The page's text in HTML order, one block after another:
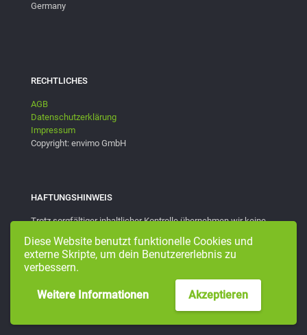
Diese Website benutzt funktionelle Cookies und
externe Skripte, um dein Benutzererlebnis zu
verbessern.
Weitere Informationen Akzeptieren
Germany
RECHTLICHES
AGB
Datenschutzerklärung
Impressum
Copyright: envimo GmbH
HAFTUNGSHINWEIS
Trotz sorgfältiger inhaltlicher Kontrolle übernehmen wir keine
verlinkten Seiten sind ausschließlich deren Betreiber
verantwortlich.